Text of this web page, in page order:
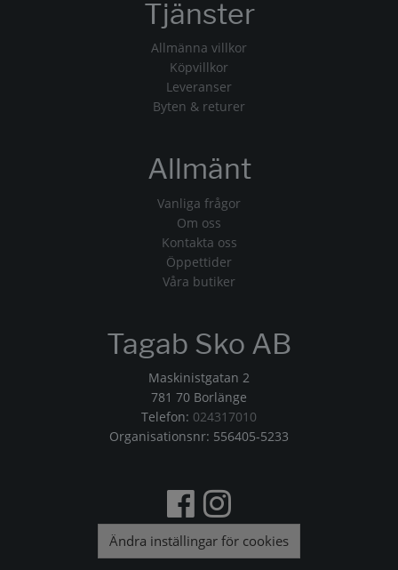
Tjänster
Allmänna villkor
Köpvillkor
Leveranser
Byten & returer
Allmänt
Vanliga frågor
Om oss
Kontakta oss
Öppettider
Våra butiker
Tagab Sko AB
Maskinistgatan 2
781 70 Borlänge
Telefon: 024317010
Organisationsnr: 556405-5233
Ändra inställingar för cookies